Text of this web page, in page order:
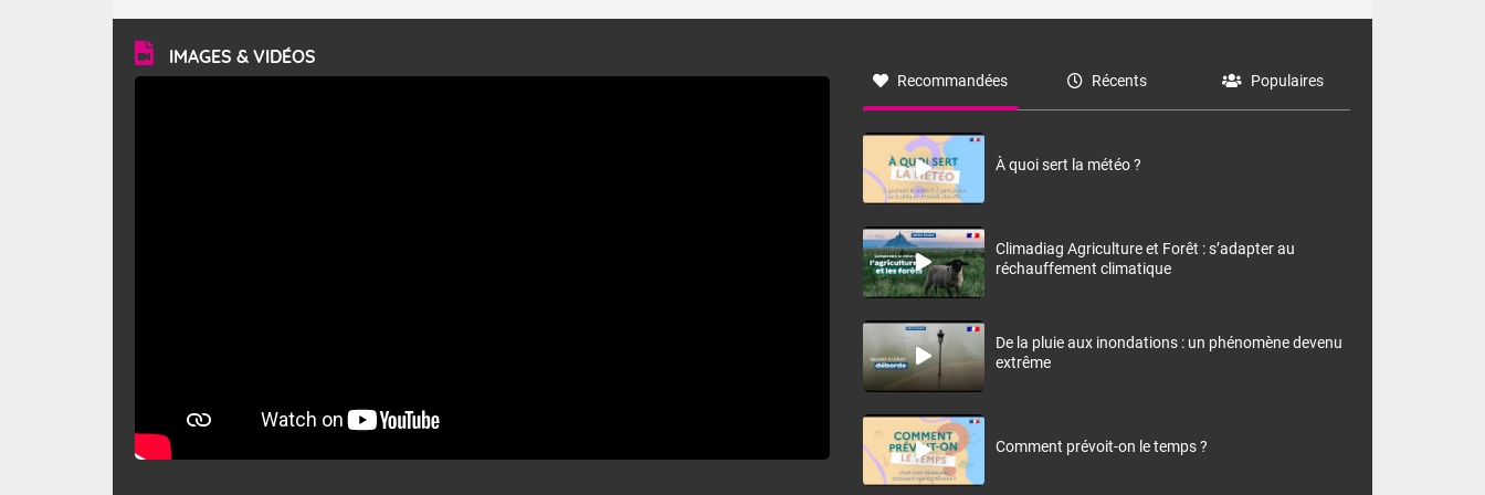
vitesse moyenne de 50 km/h et atteindre 80 à 100 km/h
en rafales, parfois davantage. Il parcourt la basse vallée
du Rhône et la Provence et envahit le littoral
méditerranéen à partir de la Camargue.
à nord-ouest, dans un secteur qui part du Roussillon à la
monts, en allusion aux régions montagneuses d’où
IMAGES & VIDÉOS
Recommandées Récents Populaires
À quoi sert la météo ?
Climadiag Agriculture et Forêt : s’adapter au
réchauffement climatique
De la pluie aux inondations : un phénomène devenu
extrême
Comment prévoit-on le temps ?